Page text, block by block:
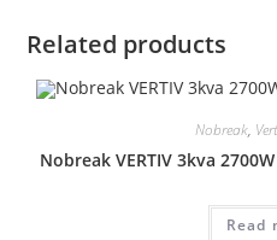
Related products
Nobreak,
Nobreak VERTIV 3kva
Read